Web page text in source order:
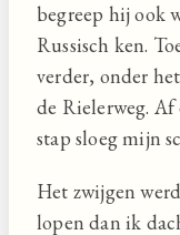
begreep hij ook
Russisch ken.
verder, onder
de Rielerweg.
stap sloeg mijn
Het zwijgen
lopen dan ik